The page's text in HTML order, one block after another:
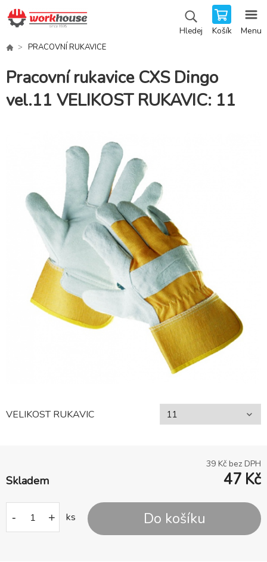
Hledej Košík Menu
PRACOVNÍ RUKAVICE
Pracovní rukavice CXS Dingo
vel.11 VELIKOST RUKAVIC: 11
VELIKOST RUKAVIC
39 Kč bez DPH
Skladem 47 Kč
- + ks Do košíku